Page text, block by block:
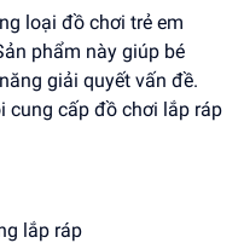
loại đồ chơi trẻ em
phẩm này giúp bé
giải quyết vấn đề.
cung cấp đồ chơi lắp ráp
lắp ráp